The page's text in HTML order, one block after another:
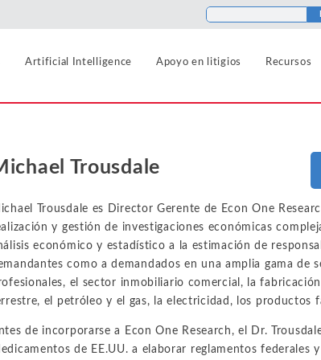
Artificial Intelligence Apoyo en litigios Recursos
Artificial Intelligence
Certificación de clase
Daños y perjuicios
Análisis de datos
Agricultura
Aerolíneas y aviación
Automoción
Blockchain y criptomoneda
Química
Energía eléctrica y gas natural
Entretenimiento y ocio
Hostelería,
Seguros
Internet, nube
Ciencias de la
Industria
Medios de
Casos
Noticias
Podcasts
Trousdale
Trousdale es Director Gerente de Econ One
y gestión de investigaciones económicas
económico y estadístico a la estimación de
como a demandados en una amplia gama
el sector inmobiliario comercial, la
el petróleo y el gas, la electricidad, los productos
de incorporarse a Econ One Research, el Dr.
de EE.UU. a elaborar reglamentos federales